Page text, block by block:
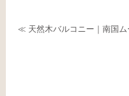
≪ 天然木バルコニー｜南国ム